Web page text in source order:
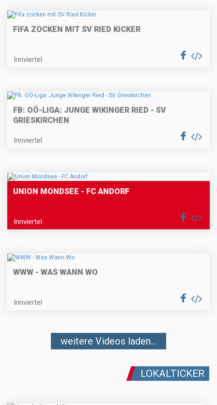
FIFA ZOCKEN MIT SV RIED KICKER
Innviertel
FB: OÖ-LIGA: JUNGE WIKINGER RIED - SV
GRIESKIRCHEN
Innviertel
UNION MONDSEE - FC ANDORF
Innviertel
WWW - WAS WANN WO
Innviertel
weitere Videos laden...
LOKALTICKER